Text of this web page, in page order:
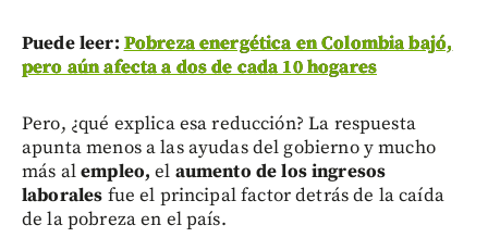
Puede leer: Pobreza energética en Colombia bajó,
pero aún afecta a dos de cada 10 hogares
Pero, ¿qué explica esa reducción? La respuesta
apunta menos a las ayudas del gobierno y mucho
más alempleo, el aumento de los ingresos
laborales fue el principal factor detrás de la caída
de la pobreza en el país.